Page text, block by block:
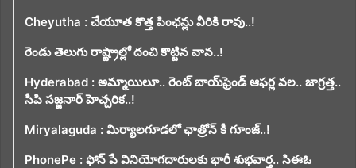
Cheyutha : చేయూత కొత్త పింఛన్లు వీరికి రావు..!
రెండు తెలుగు రాష్ట్రాల్లో దంచి కొట్టిన వాన..!
Hyderabad : అమ్మాయిలూ.. రెంట్ బాయ్‌ఫ్రెండ్ ఆఫర్ల వల.. జాగ్రత్త..
సీపి సజ్జనార్ హెచ్చరిక..!
Miryalaguda : మిర్యాలగూడలో ఛాత్రోన్ కీ గూంజ్..!
PhonePe : ఫోన్ పే వినియోగదారులకు భారీ శుభవార్త.. సిఈఓ